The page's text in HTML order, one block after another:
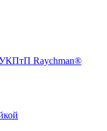
УКПтП Raychman®